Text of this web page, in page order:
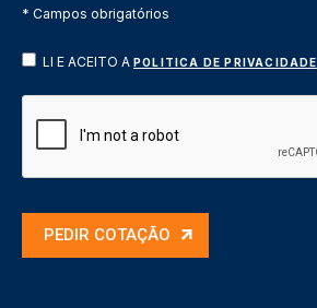
* Campos obrigatórios
LI E ACEITO A POLITICA DE PRIVACIDADE
PEDIR COTAÇÃO